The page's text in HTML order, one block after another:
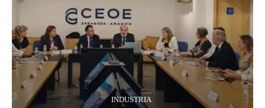
INDUSTRIA